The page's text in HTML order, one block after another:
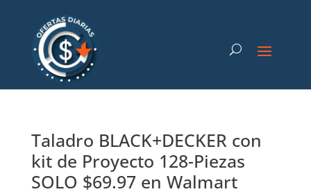
Taladro BLACK+DECKER con
kit de Proyecto 128-Piezas
SOLO $69.97 en Walmart